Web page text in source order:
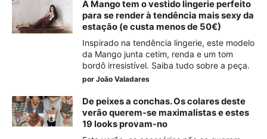
A Mango tem o vestido lingerie perfeito
para se render à tendência mais sexy da
estação (e custa menos de 50€)
Inspirado na tendência lingerie, este modelo
da Mango junta cetim, renda e um tom
bordô irresistível. Saiba tudo sobre a peça.
por João Valadares
De peixes a conchas. Os colares deste
verão querem-se maximalistas e estes
19 looks provam-no